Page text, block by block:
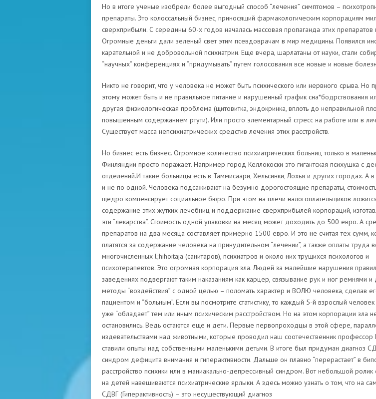
Но в итоге ученые изобрели более выгодный способ “лечения” симптомов –
препараты. Это колоссальный бизнес, приносящий фармакологическим корпорациям
сверхприбыли. С середины 60-х годов началась массовая пропаганда этих препаратов
Огромные деньги дали зеленый свет этим псевдоврачам в мир медицины. Появился
карательной и не добровольной психиатрии. Еще вчера, шарлатаны от науки, стали
“научных” конференциях и “придумывать” путем голосования все новые и новые
Никто не говорит, что у человека не может быть психического или нервного срыва. Но
этому может быть и не правильное питание и нарушенный график сна*бодрствования
другая физиологическая проблема (щитовитка, эндокринка, вплоть до неправильной
повышенным содержанием ртути). Или просто элементарный стресс на работе или в
Существует масса непсихиатрических средстив лечения этих расстройств.
Но бизнес есть бизнес. Огромное количество психиатрических больниц только в
Финляндии просто поражает. Например город Келлокоски это гигантская психушка с
отделений.И такие больницы есть в Таммисаари, Хельсинки, Лохья и других городах. А
и не по одной. Человека подсаживают на безумно дорогостоящие препараты,
щедро компенсирует социальное бюро. При этом на плечи налогоплательщиков
содержание этих жутких лечебниц и поддержание сверхприбылей корпораций,
эти “лекарства”. Стоимость одной упаковки на месяц может доходить до 500 евро. А
препаратов на два месяца составляет примерно 1500 евро. И это не считая тех сумм,
платятся за содержание человека на принудительном “лечении”, а также оплаты труда
многочисленных l;hihoitaja (санитаров), психиатров и около них трущихся психологов и
психотерапевтов. Это огромная корпорация зла. Людей за малейшие нарушения
заведениях подвергают таким наказаниям как карцер, связывание рук и ног ремнями и
методы “воздействия” с одной целью – поломать характер и ВОЛЮ человека, сделав
пациентом и “больным”. Если вы посмотрите статистику, то каждый 5-й взрослый
уже “обладает” тем или иным психическим расстройством. Но на этом корпорации зла
остановились. Ведь остаются еще и дети. Первые первопроходцы в этой сфере,
издевательствами над животными, которые проводил наш соотечественник профессор
ставили опыты над собственными маленькими детьми. В итоге был придуман диагноз
синдром дефицита внимания и гиперактивности. Дальше он плавно “перерастает” в
расстройство психики или в маниакально-депрессивный синдром. Вот небольшой ролик
на детей навешиваются психиатрические ярлыки. А здесь можно узнать о том, что на
СДВГ (Гиперактивность) – это несуществующий диагноз